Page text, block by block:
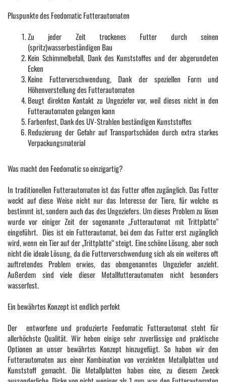
Pluspunkte des Feedomatic Futterautomaten
Zu jeder Zeit trockenes Futter durch seinen
(spritz)wasserbeständigen Bau
Kein Schimmelbefall, Dank des Kunststoffes und der abgerundeten
Ecken
Keine Futterverschwendung, Dank der speziellen Form und
Höhenverstellung des Futterautomaten
Beugt direkten Kontakt zu Ungeziefer vor, weil dieses nicht in den
Futterautomaten gelangen kann
Farbenfest, Dank des UV-Strahlen beständigen Kunststoffes
Reduzierung der Gefahr auf Transportschäden durch extra starkes
Verpackungsmaterial
Was macht den Feedomatic so einzigartig?
In traditionellen Futterautomaten ist das Futter offen zugänglich. Das Futter
weckt auf diese Weise nicht nur das Interesse der Tiere, für welche es
bestimmt ist, sondern auch das des Ungeziefers. Um dieses Problem zu lösen
wurde vor einiger Zeit der sogenannte „Futterautomat mit Trittplatte“
eingeführt. Dies ist ein Futterautomat, bei dem das Futter erst zugänglich
wird, wenn ein Tier auf der „Trittplatte“ steigt. Eine schöne Lösung, aber noch
nicht die ideale Lösung, da die Futterverschwendung sich als ein weiteres oft
auftretendes Problem erwies, das obengenanntes Ungeziefer anzieht.
Außerdem sind viele dieser Metallfutterautomaten nicht besonders
wasserfest.
Ein bewährtes Konzept ist endlich perfekt
Der entworfene und produzierte Feedomatic Futterautomat steht für
allerhöchste Qualität. Wir heben einige sehr zuverlässige und praktische
Optionen an unser bewährtes Konzept hinzugefügt. So haben wir den
Futterautomaten aus einer Kombination von verzinkten Metallplatten und
Kunststoff gemacht. Die Metallplatten haben eine, zu diesem Zweck